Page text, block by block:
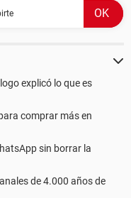
explicó lo que es
comprar más en
sin borrar la
de 4.000 años de